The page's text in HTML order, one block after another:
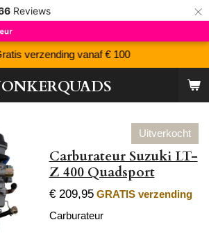
Reviews ×
verzending vanaf € 100
Uitverkocht
Carburateur Suzuki LT-
Z 400 Quadsport
€ 209,95 GRATIS verzending
Carburateur